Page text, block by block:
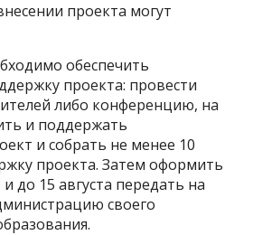
проекта могут
обеспечить
проекта: провести
либо конференцию, на
и поддержать
и собрать не менее 10
проекта. Затем оформить
до 15 августа передать на
своего